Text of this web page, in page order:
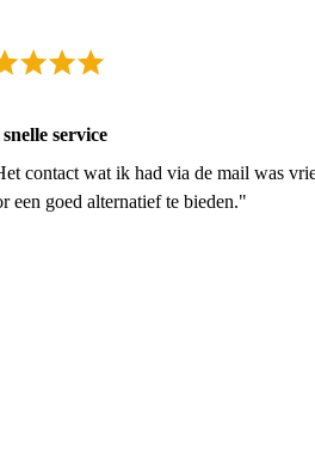
service
contact wat ik had via de mail was
een goed alternatief te bieden."